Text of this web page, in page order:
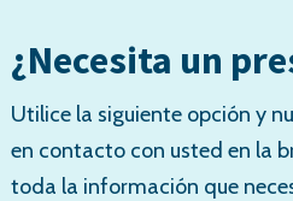
¿Necesita un
Utilice la siguiente opción y
en contacto con usted en la
toda la información que